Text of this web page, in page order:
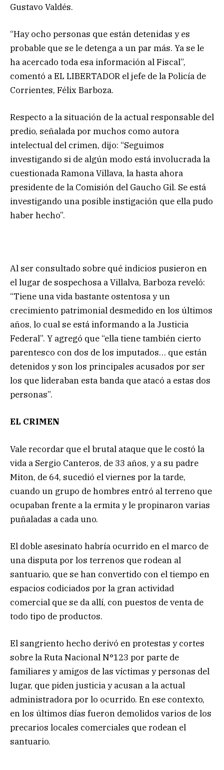
Gustavo Valdés.
“Hay ocho personas que están detenidas y es
probable que se le detenga a un par más. Ya se le
ha acercado toda esa información al Fiscal”,
comentó a EL LIBERTADOR el jefe de la Policía de
Corrientes, Félix Barboza.
Respecto a la situación de la actual responsable del
predio, señalada por muchos como autora
intelectual del crimen, dijo: “Seguimos
investigando si de algún modo está involucrada la
cuestionada Ramona Villava, la hasta ahora
presidente de la Comisión del Gaucho Gil. Se está
investigando una posible instigación que ella pudo
haber hecho”.
Al ser consultado sobre qué indicios pusieron en
el lugar de sospechosa a Villalva, Barboza reveló:
“Tiene una vida bastante ostentosa y un
crecimiento patrimonial desmedido en los últimos
años, lo cual se está informando a la Justicia
Federal”. Y agregó que “ella tiene también cierto
parentesco con dos de los imputados… que están
detenidos y son los principales acusados por ser
los que lideraban esta banda que atacó a estas dos
personas”.
EL CRIMEN
Vale recordar que el brutal ataque que le costó la
vida a Sergio Canteros, de 33 años, y a su padre
Miton, de 64, sucedió el viernes por la tarde,
cuando un grupo de hombres entró al terreno que
ocupaban frente a la ermita y le propinaron varias
puñaladas a cada uno.
El doble asesinato habría ocurrido en el marco de
una disputa por los terrenos que rodean al
santuario, que se han convertido con el tiempo en
espacios codiciados por la gran actividad
comercial que se da allí, con puestos de venta de
todo tipo de productos.
El sangriento hecho derivó en protestas y cortes
sobre la Ruta Nacional N°123 por parte de
familiares y amigos de las víctimas y personas del
lugar, que piden justicia y acusan a la actual
administradora por lo ocurrido. En ese contexto,
en los últimos días fueron demolidos varios de los
precarios locales comerciales que rodean el
santuario.